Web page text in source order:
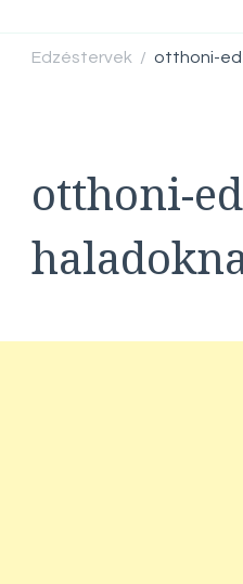
Edzéstervek / otthoni-
otthoni-